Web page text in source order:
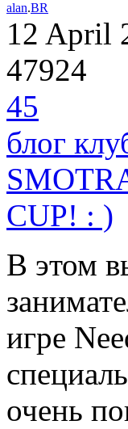
alan.BR
12 April
47924
45
блог
CUP! : )
В этом
игре
очень